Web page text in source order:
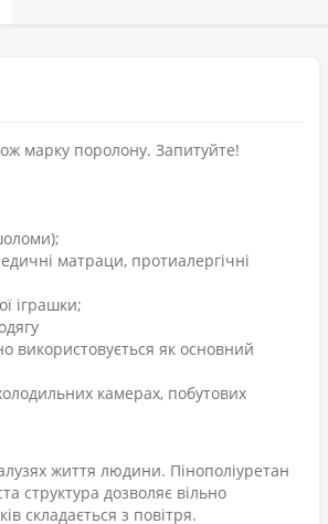
марку поролону. Запитуйте!
матраци, протиалергічні
іграшки;
використовується як основний
камерах, побутових
життя людини. Пінополіуретан
структура дозволяє вільно
складається з повітря.